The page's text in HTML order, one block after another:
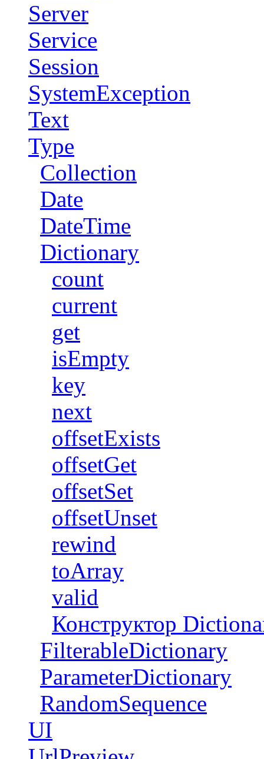
Server
Service
Session
SystemException
Text
Type
Collection
Date
DateTime
Dictionary
count
current
get
isEmpty
key
next
offsetExists
offsetGet
offsetSet
offsetUnset
rewind
toArray
valid
Конструктор
FilterableDictionary
ParameterDictionary
RandomSequence
UI